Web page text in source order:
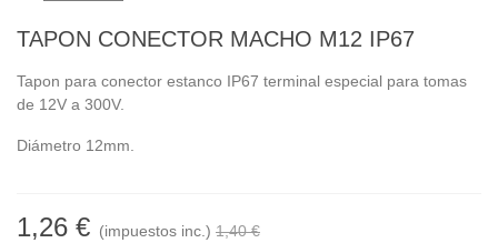
TAPON CONECTOR MACHO M12 IP67
Tapon para conector estanco IP67 terminal especial para tomas
de 12V a 300V.
Diámetro 12mm.
1,26 € (impuestos inc.) 1,40 €